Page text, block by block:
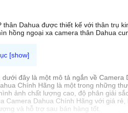
thân Dahua được thiết kế với thân trụ
hồng ngoại xa camera thân Dahua
dưới đây là một mô tả ngắn về
Chính Hãng là một trong những
ảnh chất lượng cao, độ phân giải
Camera Dahua Chính Hãng với giá
và hỗ trợ sau bán hàng tốt.